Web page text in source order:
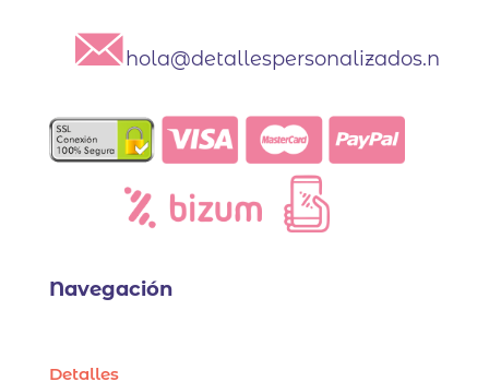
hola@detallespersonalizados.net
Navegación
Detalles